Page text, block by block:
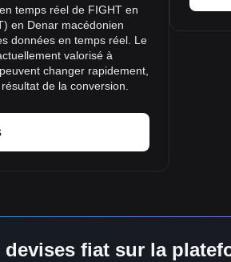
temps réel de FIGHT en
en Denar macédonien
données en temps réel. Le
valorisé à
changer rapidement,
de la conversion.
fiat sur la